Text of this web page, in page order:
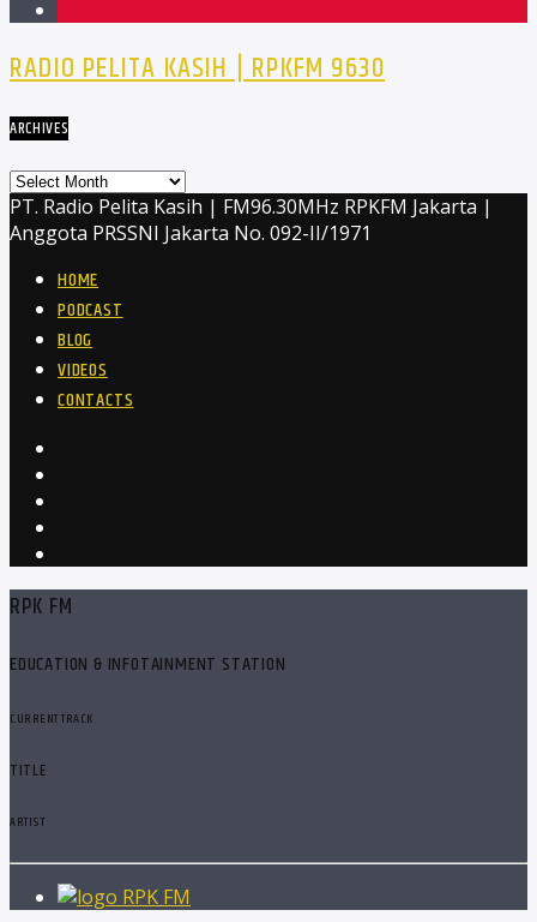
RADIO PELITA KASIH | RPKFM 9630
ARCHIVES
Archives
PT. Radio Pelita Kasih | FM96.30MHz RPKFM Jakarta |
Anggota PRSSNI Jakarta No. 092-II/1971
HOME
PODCAST
BLOG
VIDEOS
CONTACTS
RPK FM
EDUCATION & INFOTAINMENT STATION
CURRENT TRACK
TITLE
ARTIST
RPK FM